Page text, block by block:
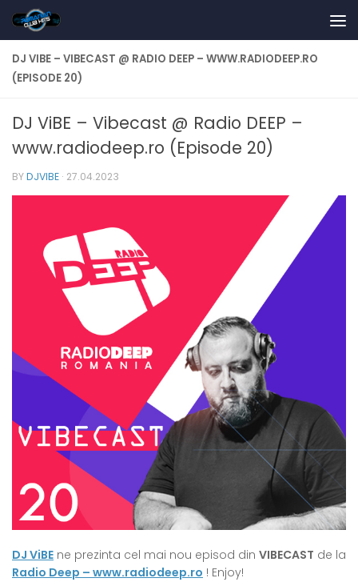
Skip to content
DJ VIBE – VIBECAST @ RADIO DEEP – WWW.RADIODEEP.RO
(EPISODE 20)
DJ ViBE – Vibecast @ Radio DEEP –
www.radiodeep.ro (Episode 20)
BYDJVIBE · 27.04.2023
DJ ViBE ne prezinta cel mai nou episod din VIBECAST de la
Radio Deep – www.radiodeep.ro ! Enjoy!